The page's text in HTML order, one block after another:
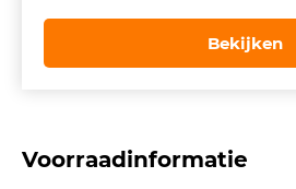
Bekijken
Voorraadinformatie